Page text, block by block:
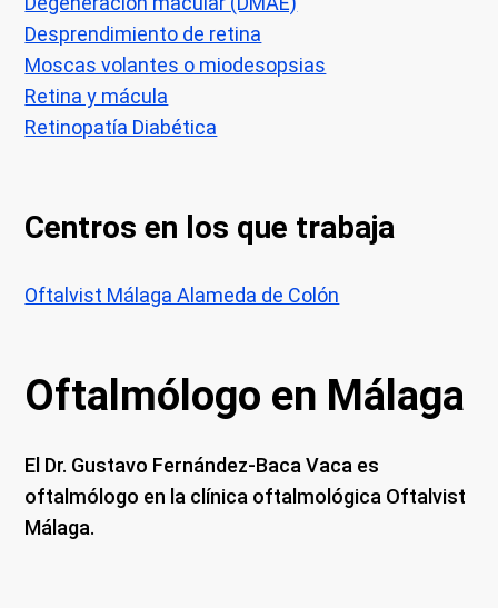
Desprendimiento de retina
Moscas volantes o miodesopsias
Retina y mácula
Retinopatía Diabética
Centros en los que trabaja
Oftalvist Málaga Alameda de Colón
Oftalmólogo en Málaga
El Dr. Gustavo Fernández-Baca Vaca es
oftalmólogo en la clínica oftalmológica Oftalvist
Málaga.